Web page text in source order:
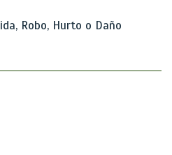
Robo, Hurto o Daño